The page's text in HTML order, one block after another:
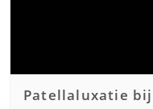
Patellaluxatie bij